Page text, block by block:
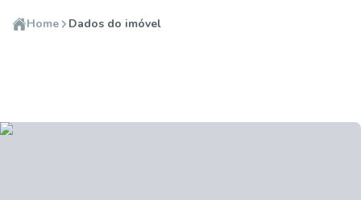
Home Dados do imóvel